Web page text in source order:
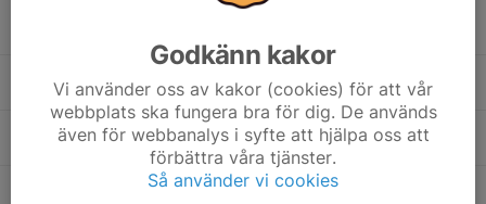
35. Novali Ahxner
Olivia Brolin, F14/15
31. Stella Skoglund
Godkänn kakor
Vi använder oss av kakor (cookies) för att vår
webbplats ska fungera bra för dig. De används
även för webbanalys i syfte att hjälpa oss att
förbättra våra tjänster.
Så använder vi cookies